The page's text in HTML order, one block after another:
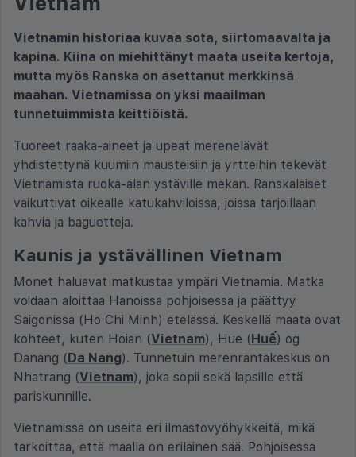
Vietnamin historiaa kuvaa sota, siirtomaavalta ja
kapina. Kiina on miehittänyt maata useita kertoja,
mutta myös Ranska on asettanut merkkinsä
maahan. Vietnamissa on yksi maailman
tunnetuimmista keittiöistä.
Tuoreet raaka-aineet ja upeat merenelävät
yhdistettynä kuumiin mausteisiin ja yrtteihin tekevät
Vietnamista ruoka-alan ystäville mekan. Ranskalaiset
vaikuttivat oikealle katukahviloissa, joissa tarjoillaan
kahvia ja baguetteja.
Kaunis ja ystävällinen Vietnam
Monet haluavat matkustaa ympäri Vietnamia. Matka
voidaan aloittaa Hanoissa pohjoisessa ja päättyy
Saigonissa (Ho Chi Minh) etelässä. Keskellä maata ovat
kohteet, kuten Hoian (Vietnam), Hue (Huế) og
Danang (Da Nang). Tunnetuin merenrantakeskus on
Nhatrang (Vietnam), joka sopii sekä lapsille että
pariskunnille.
Vietnamissa on useita eri ilmastovyöhykkeitä, mikä
tarkoittaa, että maalla on erilainen sää. Pohjoisessa